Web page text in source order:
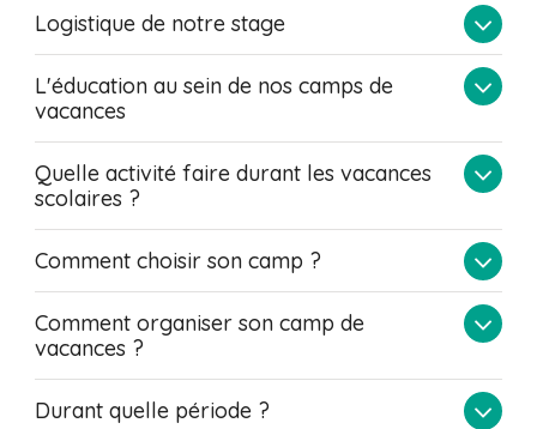
Logistique de notre stage
L'éducation au sein de nos camps de
vacances
Quelle activité faire durant les vacances
scolaires ?
Comment choisir son camp ?
Comment organiser son camp de
vacances ?
Durant quelle période ?